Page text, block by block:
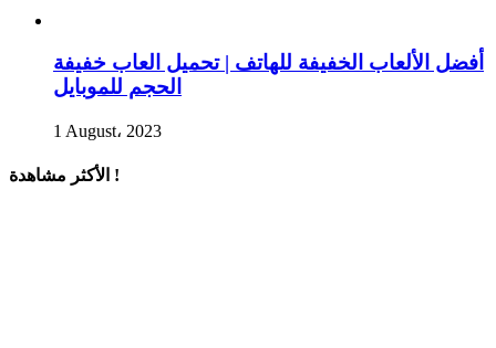
أفضل الألعاب الخفيفة للهاتف | تحميل العاب خفيفة
الحجم للموبايل
1 August، 2023
الأكثر مشاهدة !